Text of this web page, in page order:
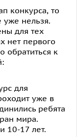
конкурса, то
уже нельзя.
для тех
нет первого
обратиться к
для
уже в
ребята
мира.
10-17 лет.